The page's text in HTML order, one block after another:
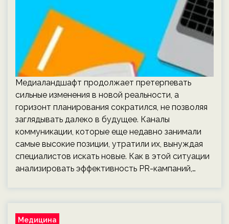
Медиаландшафт продолжает претерпевать
сильные изменения в новой реальности, а
горизонт планирования сократился, не позволяя
заглядывать далеко в будущее. Каналы
коммуникации, которые еще недавно занимали
самые высокие позиции, утратили их, вынуждая
специалистов искать новые. Как в этой ситуации
анализировать эффективность PR-кампаний,…
Медицина